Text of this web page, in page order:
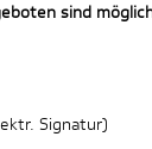
sind
Signatur)